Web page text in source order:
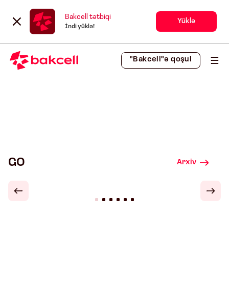
Bakcell tətbiqi
İndi yüklə!
Yüklə
"Bakcell"ə qoşul
GO Arxiv